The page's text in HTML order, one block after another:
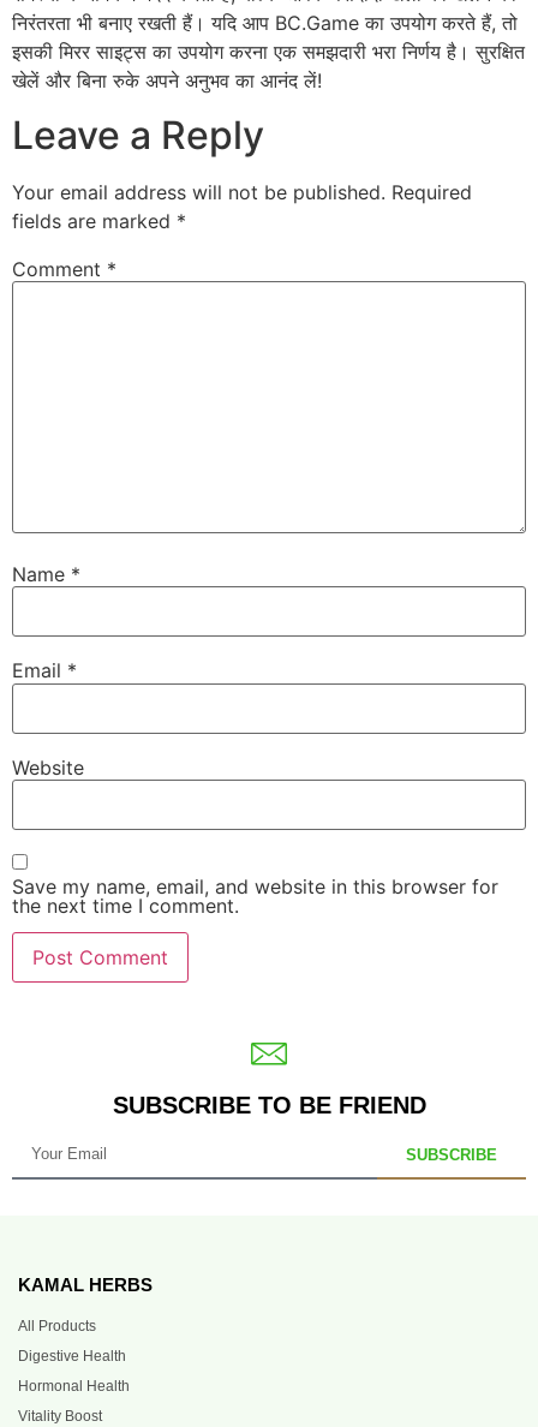
निरंतरता भी बनाए रखती हैं। यदि आप BC.Game का उपयोग करते हैं, तो
इसकी मिरर साइट्स का उपयोग करना एक समझदारी भरा निर्णय है। सुरक्षित
खेलें और बिना रुके अपने अनुभव का आनंद लें!
Leave a Reply
Your email address will not be published. Required
fields are marked *
Comment *
Name *
Email *
Website
Save my name, email, and website in this browser for
the next time I comment.
SUBSCRIBE TO BE FRIEND
SUBSCRIBE
KAMAL HERBS
All Products
Digestive Health
Hormonal Health
Vitality Boost